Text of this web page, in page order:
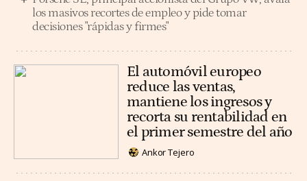
los masivos recortes de empleo y pide tomar
decisiones "rápidas y firmes"
El automóvil europeo
reduce las ventas,
mantiene los ingresos y
recorta su rentabilidad en
el primer semestre del año
Ankor Tejero